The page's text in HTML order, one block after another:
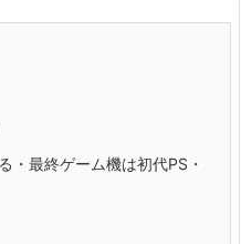
・最終ゲーム機は初代PS・